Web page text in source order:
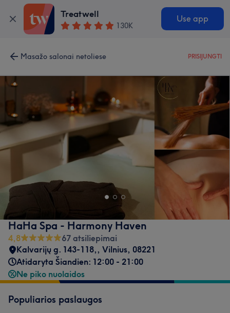
Treatwell
130K
Use app
Masažo salonai netoliese PRISIJUNGTI
HaHa Spa - Harmony Haven
4,8
67 atsiliepimai
Kalvarijų g. 143-118,, Vilnius, 08221
Atidaryta Šiandien: 12:00 - 21:00
Ne piko nuolaidos
Populiarios paslaugos